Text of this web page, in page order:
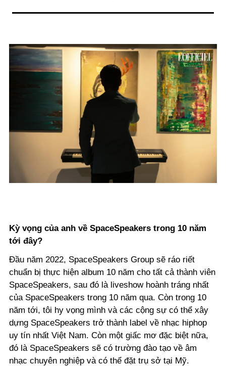
Kỳ vọng của anh về SpaceSpeakers trong 10 năm
tới đây?
Đầu năm 2022, SpaceSpeakers Group sẽ ráo riết
chuẩn bị thực hiện album 10 năm cho tất cả thành viên
SpaceSpeakers, sau đó là liveshow hoành tráng nhất
của SpaceSpeakers trong 10 năm qua. Còn trong 10
năm tới, tôi hy vọng mình và các cộng sự có thể xây
dựng SpaceSpeakers trở thành label về nhạc hiphop
uy tín nhất Việt Nam. Còn một giấc mơ đặc biệt nữa,
đó là SpaceSpeakers sẽ có trường đào tạo về âm
nhạc chuyên nghiệp và có thể đặt trụ sở tại Mỹ.